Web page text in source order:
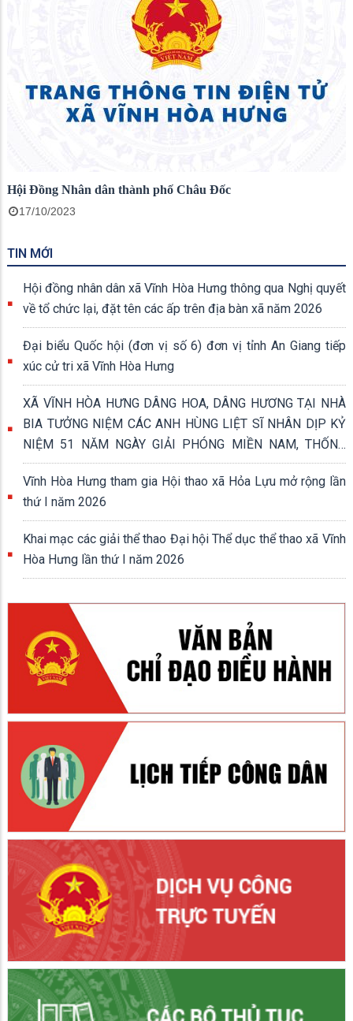
Hội Đồng Nhân dân thành phố Châu Đốc
17/10/2023
TIN MỚI
Hội đồng nhân dân xã Vĩnh Hòa Hưng thông qua Nghị quyết
về tổ chức lại, đặt tên các ấp trên địa bàn xã năm 2026
Đại biểu Quốc hội (đơn vị số 6) đơn vị tỉnh An Giang tiếp
xúc cử tri xã Vĩnh Hòa Hưng
XÃ VĨNH HÒA HƯNG DÂNG HOA, DÂNG HƯƠNG TẠI NHÀ
BIA TƯỞNG NIỆM CÁC ANH HÙNG LIỆT SĨ NHÂN DỊP KỶ
NIỆM 51 NĂM NGÀY GIẢI PHÓNG MIỀN NAM, THỐNG
NHẤT ĐẤT NƯỚC (30/4/1975 - 30/4/2026)
Vĩnh Hòa Hưng tham gia Hội thao xã Hỏa Lựu mở rộng lần
thứ I năm 2026
Khai mạc các giải thể thao Đại hội Thể dục thể thao xã Vĩnh
Hòa Hưng lần thứ I năm 2026